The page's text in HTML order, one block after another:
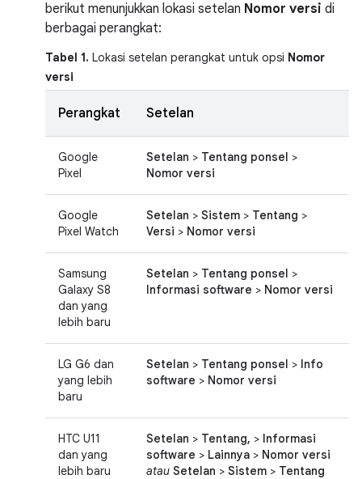
berikut menunjukkan lokasi setelan Nomor versi di
berbagai perangkat:
Tabel 1. Lokasi setelan perangkat untuk opsi Nomor
versi
Perangkat Setelan
Google
Pixel
Setelan > Tentang ponsel >
Nomor versi
Google
Pixel Watch
Setelan > Sistem > Tentang >
Versi > Nomor versi
Samsung
Galaxy S8
dan yang
lebih baru
Setelan > Tentang ponsel >
Informasi software > Nomor versi
LG G6 dan
yang lebih
baru
Setelan > Tentang ponsel > Info
software > Nomor versi
HTC U11
dan yang
lebih baru
Setelan > Tentang, > Informasi
software > Lainnya > Nomor versi
atau Setelan > Sistem > Tentang